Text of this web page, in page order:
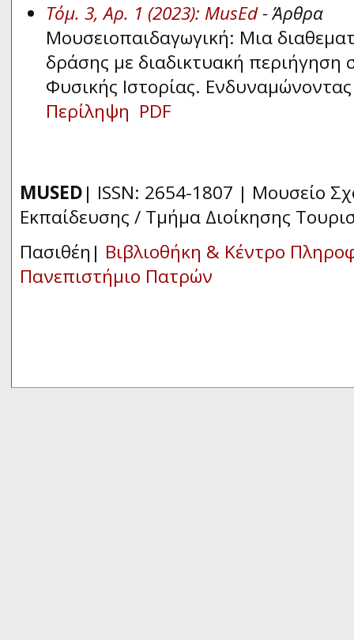
Τόμ. 3, Αρ. 1 (2023): MusEd- Άρθρα
Μουσειοπαιδαγωγική: Μια
δράσης με διαδικτυακή
Φυσικής Ιστορίας.
Περίληψη PDF
MUSED| ISSN: 2654-1807 | Μουσείο
Εκπαίδευσης / Τμήμα Διοίκησης
Πασιθέη| Βιβλιοθήκη & Κέντρο
Πανεπιστήμιο Πατρών